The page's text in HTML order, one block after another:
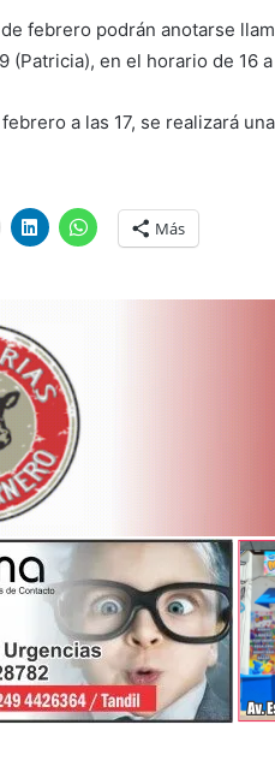
febrero podrán anotarse
en el horario de 16 a
a las 17, se realizará
Más